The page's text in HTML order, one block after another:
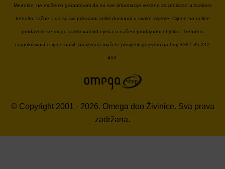
Međutim, ne možemo garantovati da su sve informacije vezane za proizvod u svakom
trenutku tačne, i da su svi prikazani artikli dostupni u svako vrijeme. Cijene na online
prodavnici se mogu razlikovati od cijena u našem prodajnom objektu. Trenutnu
raspoloživost i cijene naših proizvoda možete provjeriti pozivom na broj +387 35 312
460.
© Copyright 2001 - 2026. Omega doo Živinice. Sva prava
zadržana.